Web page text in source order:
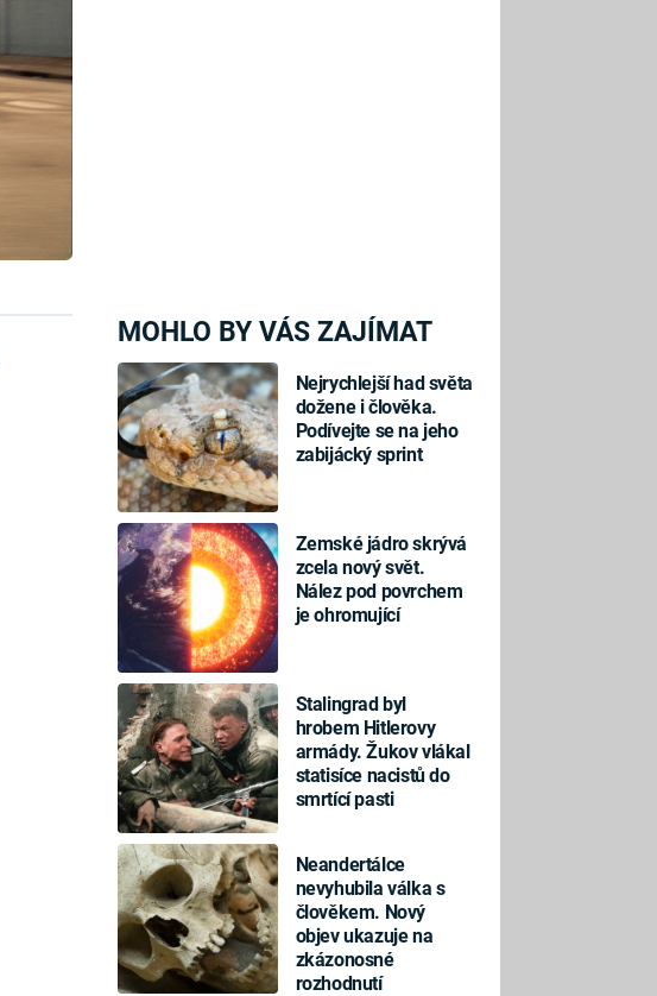
MOHLO BY VÁS ZAJÍMAT
Nejrychlejší had světa
dožene i člověka.
Podívejte se na jeho
zabijácký sprint
Zemské jádro skrývá
zcela nový svět.
Nález pod povrchem
je ohromující
Stalingrad byl
hrobem Hitlerovy
armády. Žukov vlákal
statisíce nacistů do
smrtící pasti
Neandertálce
nevyhubila válka s
člověkem. Nový
objev ukazuje na
zkázonosné
rozhodnutí